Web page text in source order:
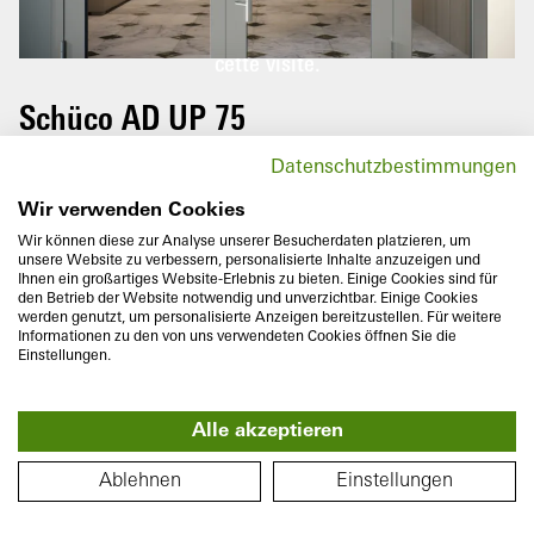
PLAN
Veuillez faire pivoter votre téléphone
portable pour profiter pleinement de
cette visite.
Schüco AD UP 75
Le système de porte Schüco AD UP 75 avec
une profondeur de construction de 75 mm
convainc par sa grande stabilité et assure
une grande sécurité de fonctionnement
pour les portes de passages fréquents.
Profondeur de construction
75mm
Isolation thermique
Uf jusqu'à 1,6W/(m²K)
Datenschutzbestimmungen
Wir verwenden Cookies
Wir können diese zur Analyse unserer Besucherdaten platzieren, um
unsere Website zu verbessern, personalisierte Inhalte anzuzeigen und
Ihnen ein großartiges Website-Erlebnis zu bieten. Einige Cookies sind für
den Betrieb der Website notwendig und unverzichtbar. Einige Cookies
werden genutzt, um personalisierte Anzeigen bereitzustellen. Für weitere
Informationen zu den von uns verwendeten Cookies öffnen Sie die
Einstellungen.
Alle akzeptieren
Ablehnen Einstellungen